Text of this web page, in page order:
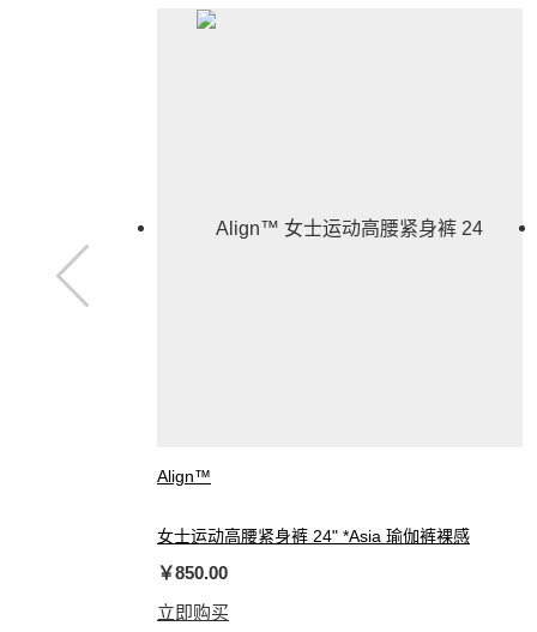
Align™
女士运动高腰紧身裤 24" *Asia 瑜伽裤裸感
￥850.00
立即购买